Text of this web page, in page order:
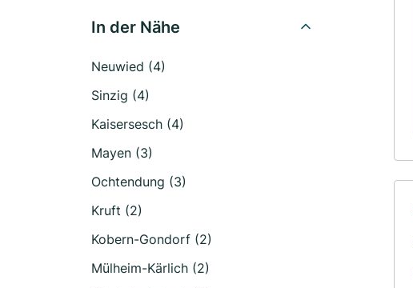
In der Nähe
Neuwied (4)
Sinzig (4)
Kaisersesch (4)
Mayen (3)
Ochtendung (3)
Kruft (2)
Kobern-Gondorf (2)
Mülheim-Kärlich (2)